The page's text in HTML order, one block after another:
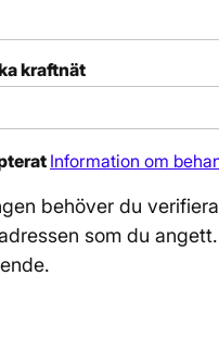
kraftnät
Information om
behöver du
som du